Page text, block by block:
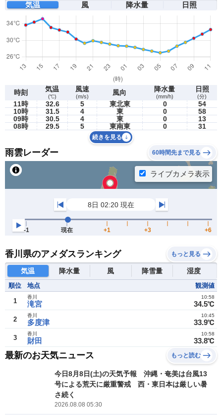
気温 風 降水量 日照
時刻 気温
(℃)
風速
(m/s) 風向 降水量
(mm/h)
日照
(分)
11時 32.6 5 東北東 0
54
10時
31.5 4 東 0
58
09時
30.5 4 東 0
13
08時
29.5 5 東南東 0 31
続きを見る
雨雲レーダー 60時間先まで見る
香川県のアメダスランキング もっと見る
気温 降水量 風 降雪量 湿度
順位 地点 観測値
1 滝宮
香川
34.5℃
10:58
2 多度津
香川
33.9℃
10:45
3 財田
香川
33.8℃
10:58
最新のお天気ニュース もっと読む
今日8月8日(土)の天気予報 沖縄・奄美は台風13
号による荒天に厳重警戒 西・東日本は厳しい暑
さ続く
2026.08.08 05:30